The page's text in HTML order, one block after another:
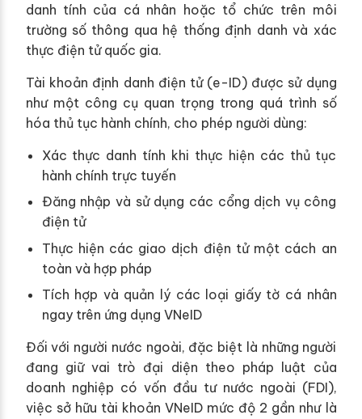
danh tính của cá nhân hoặc tổ chức trên môi
trường số thông qua hệ thống định danh và xác
thực điện tử quốc gia.
Tài khoản định danh điện tử (e-ID) được sử dụng
như một công cụ quan trọng trong quá trình số
hóa thủ tục hành chính, cho phép người dùng:
Xác thực danh tính khi thực hiện các thủ tục
hành chính trực tuyến
Đăng nhập và sử dụng các cổng dịch vụ công
điện tử
Thực hiện các giao dịch điện tử một cách an
toàn và hợp pháp
Tích hợp và quản lý các loại giấy tờ cá nhân
ngay trên ứng dụng VNeID
Đối với người nước ngoài, đặc biệt là những người
đang giữ vai trò đại diện theo pháp luật của
doanh nghiệp có vốn đầu tư nước ngoài (FDI),
việc sở hữu tài khoản VNeID mức độ 2 gần như là